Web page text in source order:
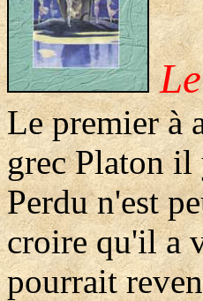
Le
Le premier à
grec Platon il
Perdu n'est
croire qu'il a
pourrait